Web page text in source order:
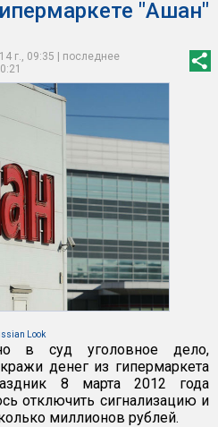
"Ашан"
г., 09:35 | последнее
Look
в суд уголовное дело,
денег из гипермаркета
8 марта 2012 года
отключить сигнализацию и
миллионов рублей.